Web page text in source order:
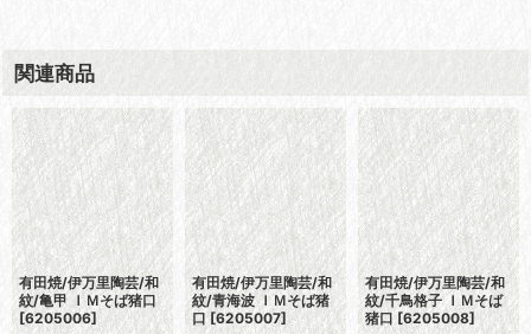
関連商品
有田焼/伊万里陶芸/和
紋/亀甲 ＩＭそば猪口
[6205006]
有田焼/伊万里陶芸/和
紋/青海波 ＩＭそば猪
口 [6205007]
有田焼/伊万里陶芸/和
紋/千鳥格子 ＩＭそば
猪口 [6205008]